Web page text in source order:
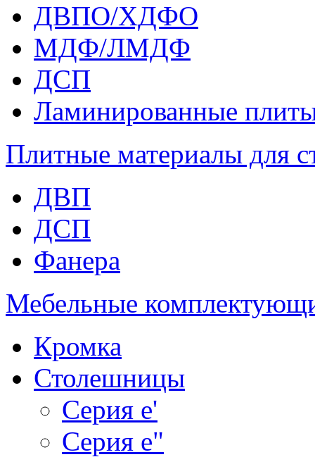
ДВПО/ХДФО
МДФ/ЛМДФ
ДСП
Ламинированные
Плитные материалы для
ДВП
ДСП
Фанера
Мебельные
Кромка
Столешницы
Серия e'
Серия e"